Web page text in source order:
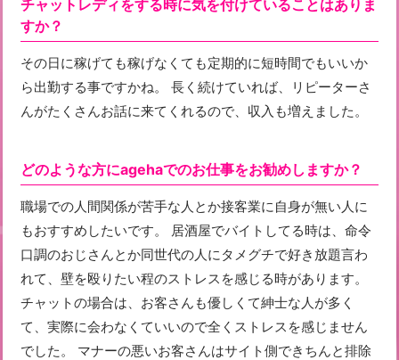
チャットレディをする時に気を付けていることはありま
すか？
その日に稼げても稼げなくても定期的に短時間でもいいか
ら出勤する事ですかね。 長く続けていれば、リピーターさ
んがたくさんお話に来てくれるので、収入も増えました。
どのような方にagehaでのお仕事をお勧めしますか？
職場での人間関係が苦手な人とか接客業に自身が無い人に
もおすすめしたいです。 居酒屋でバイトしてる時は、命令
口調のおじさんとか同世代の人にタメグチで好き放題言わ
れて、壁を殴りたい程のストレスを感じる時があります。
チャットの場合は、お客さんも優しくて紳士な人が多く
て、実際に会わなくていいので全くストレスを感じません
でした。 マナーの悪いお客さんはサイト側できちんと排除